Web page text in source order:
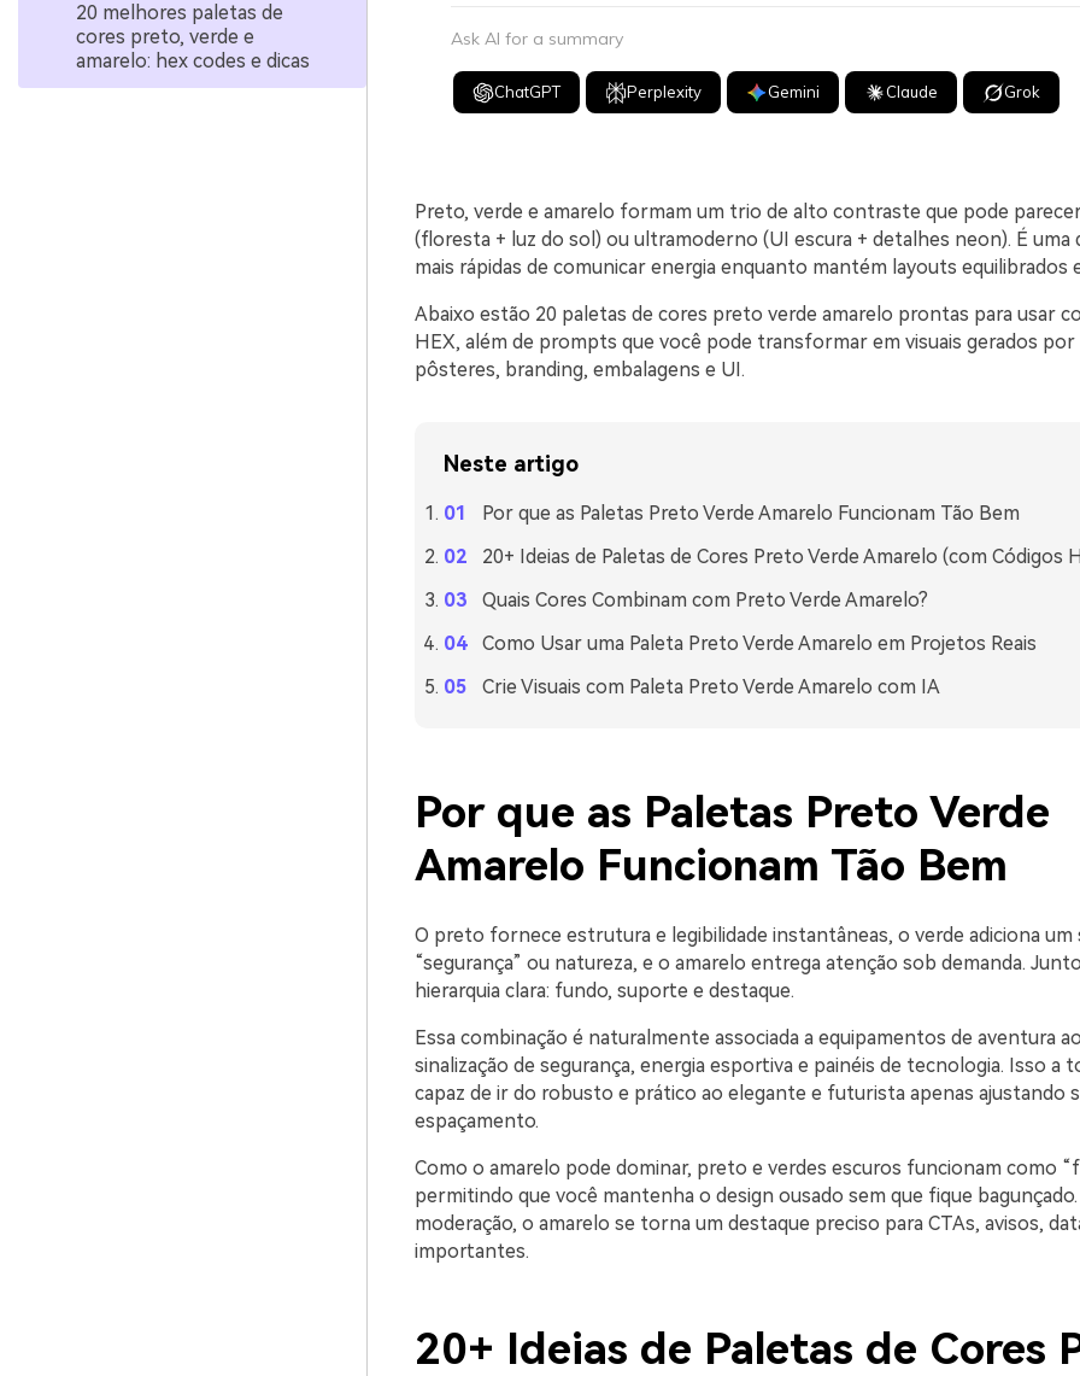
20 melhores paletas de
cores preto, verde e
amarelo: hex codes e dicas
Ask AI for a summary
ChatGPT Perplexity Gemini Claude Grok
Preto, verde e amarelo formam um trio de alto contraste que pode
(floresta + luz do sol) ou ultramoderno (UI escura + detalhes neon). É uma
mais rápidas de comunicar energia enquanto mantém layouts equilibrados
Abaixo estão 20 paletas de cores preto verde amarelo prontas para usar
HEX, além de prompts que você pode transformar em visuais gerados por
pôsteres, branding, embalagens e UI.
Neste artigo
Por que as Paletas Preto Verde Amarelo Funcionam Tão Bem
20+ Ideias de Paletas de Cores Preto Verde Amarelo (com Códigos
Quais Cores Combinam com Preto Verde Amarelo?
Como Usar uma Paleta Preto Verde Amarelo em Projetos Reais
Crie Visuais com Paleta Preto Verde Amarelo com IA
Por que as Paletas Preto Verde
Amarelo Funcionam Tão Bem
O preto fornece estrutura e legibilidade instantâneas, o verde adiciona um
“segurança” ou natureza, e o amarelo entrega atenção sob demanda.
hierarquia clara: fundo, suporte e destaque.
Essa combinação é naturalmente associada a equipamentos de aventura
sinalização de segurança, energia esportiva e painéis de tecnologia. Isso
capaz de ir do robusto e prático ao elegante e futurista apenas ajustando
espaçamento.
Como o amarelo pode dominar, preto e verdes escuros funcionam como
permitindo que você mantenha o design ousado sem que fique
moderação, o amarelo se torna um destaque preciso para CTAs, avisos,
importantes.
20+ Ideias de Paletas de Cores